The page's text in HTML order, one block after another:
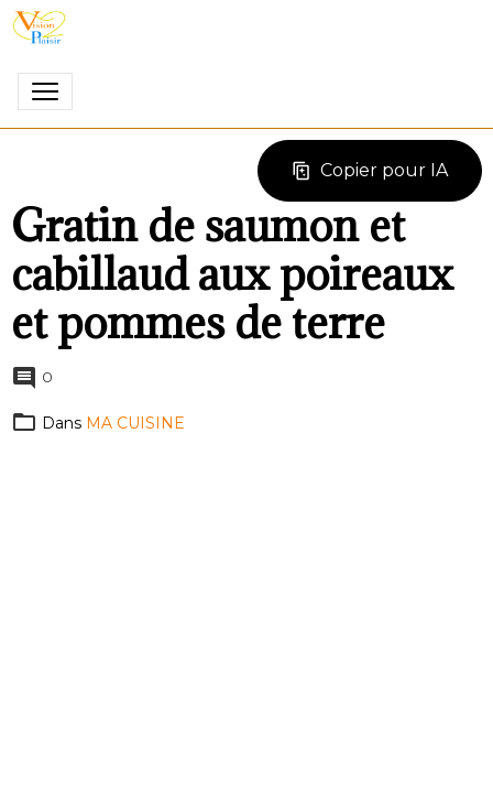
Copier pour IA
Gratin de saumon et
cabillaud aux poireaux
et pommes de terre
0
Dans MA CUISINE